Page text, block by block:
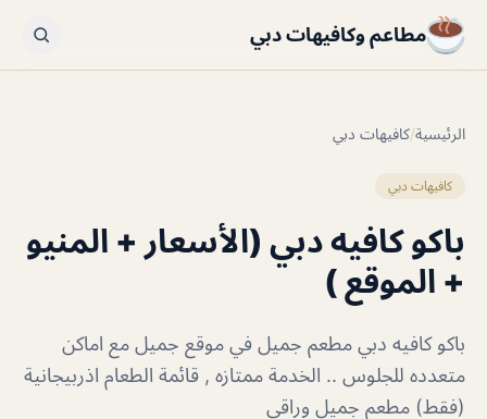
مطاعم وكافيهات دبي
الرئيسية/كافيهات دبي
كافيهات دبي
باكو كافيه دبي (الأسعار + المنيو
+ الموقع )
باكو كافيه دبي مطعم جميل في موقع جميل مع اماكن
متعدده للجلوس .. الخدمة ممتازه , قائمة الطعام اذربيجانية
(فقط) مطعم جميل وراقى